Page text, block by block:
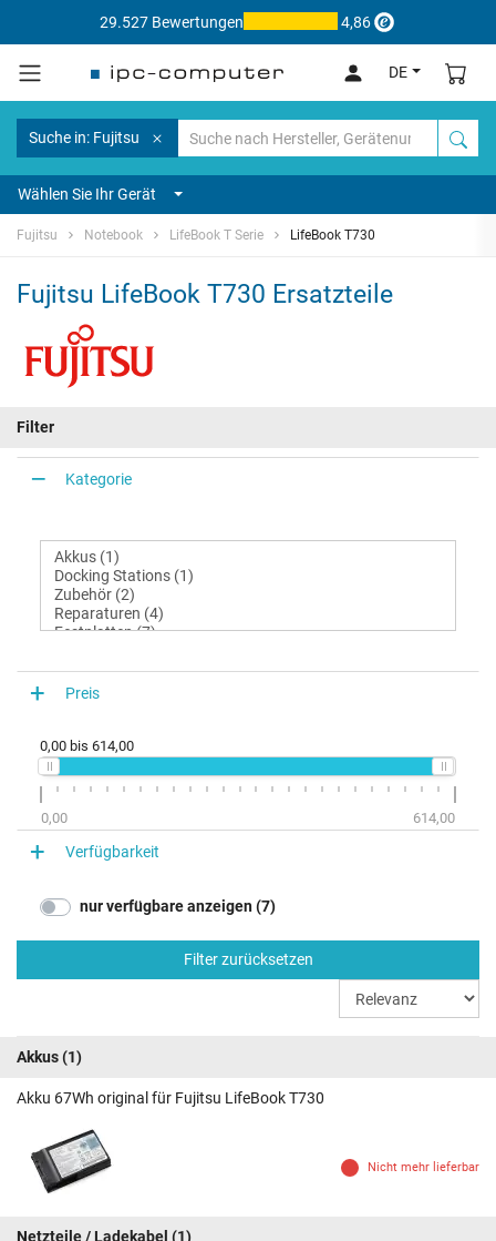
29.527 Bewertungen 4,86
DE
Suche in: Fujitsu
Wählen Sie Ihr Gerät
Fujitsu Notebook LifeBook T Serie LifeBook T730
Fujitsu LifeBook T730 Ersatzteile
Filter
Kategorie
Preis
0,00 bis 614,00
0,00 614,00
Verfügbarkeit
nur verfügbare anzeigen (7)
Filter zurücksetzen
Akkus(1)
Akku 67Wh original für Fujitsu LifeBook T730
Nicht mehr lieferbar
Netzteile / Ladekabel (1)